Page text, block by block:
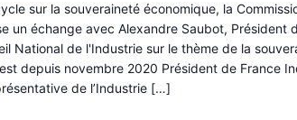
sur la souveraineté économique, la
un échange avec Alexandre Saubot, Président
National de l'Industrie sur le thème de la
depuis novembre 2020 Président de France
de l’Industrie […]